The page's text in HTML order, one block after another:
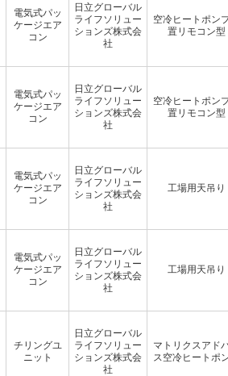
電気式パッ
ケージエア
コン
日立グローバル
ライフソリュー
ションズ株式会
社
空冷ヒートポン
置リモコン型
電気式パッ
ケージエア
コン
日立グローバル
ライフソリュー
ションズ株式会
社
空冷ヒートポン
置リモコン型
電気式パッ
ケージエア
コン
日立グローバル
ライフソリュー
ションズ株式会
社
工場用天吊り
電気式パッ
ケージエア
コン
日立グローバル
ライフソリュー
ションズ株式会
社
工場用天吊り
チリングユ
ニット
日立グローバル
ライフソリュー
ションズ株式会
社
マトリクスアド
ス空冷ヒートポ